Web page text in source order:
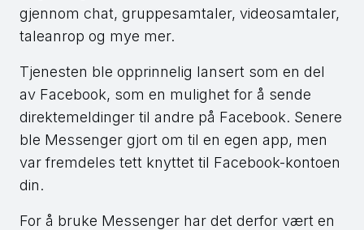
gjennom chat, gruppesamtaler, videosamtaler,
taleanrop og mye mer.
Tjenesten ble opprinnelig lansert som en del
av Facebook, som en mulighet for å sende
direktemeldinger til andre på Facebook. Senere
ble Messenger gjort om til en egen app, men
var fremdeles tett knyttet til Facebook-kontoen
din.
For å bruke Messenger har det derfor vært en